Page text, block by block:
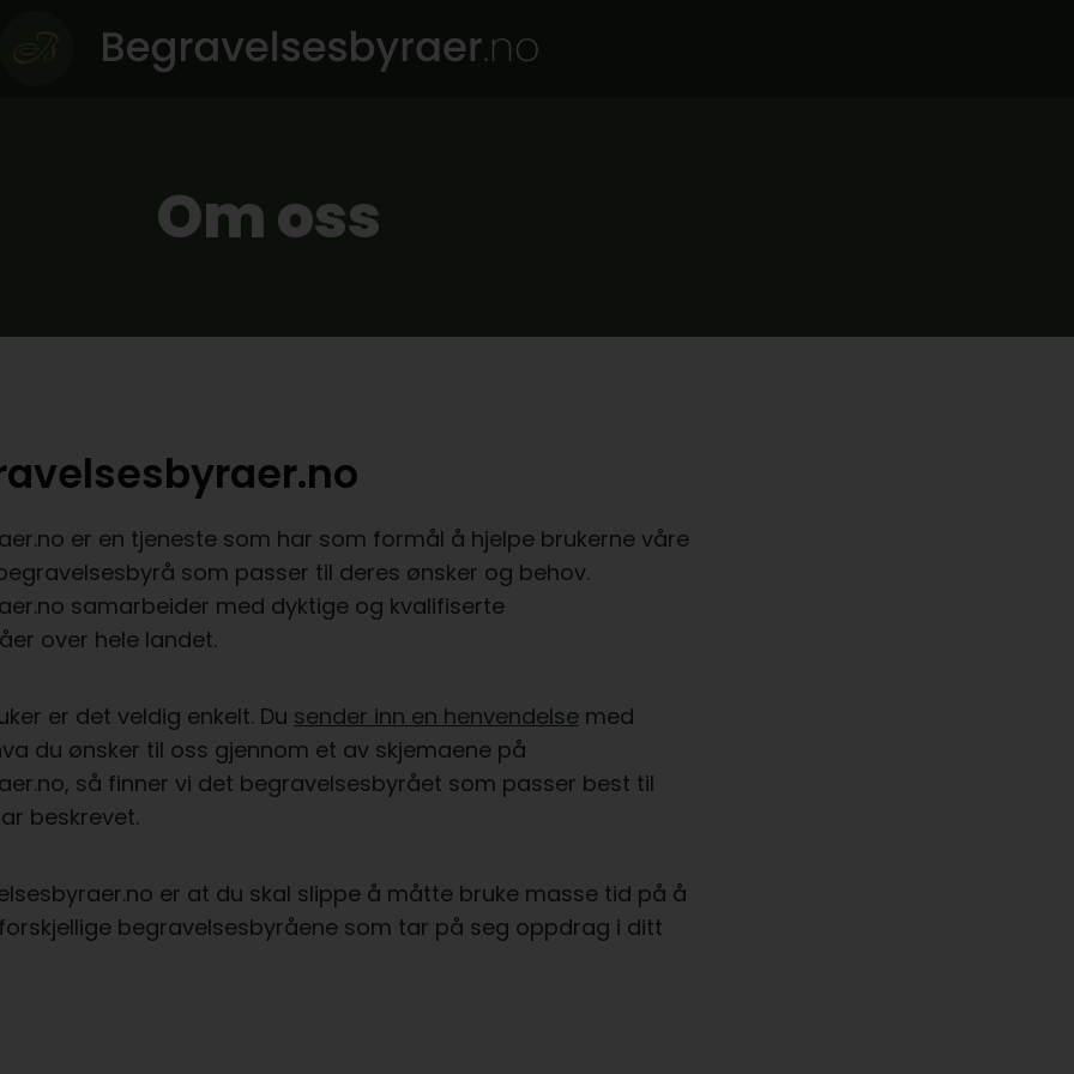
Om oss
er en tjeneste som har som formål å hjelpe brukerne våre
som passer til deres ønsker og behov.
samarbeider med dyktige og kvalifiserte
over hele landet.
er det veldig enkelt. Du sender inn en henvendelse med
du ønsker til oss gjennom et av skjemaene på
så finner vi det begravelsesbyrået som passer best til
beskrevet.
er at du skal slippe å måtte bruke masse tid på å
begravelsesbyråene som tar på seg oppdrag i ditt